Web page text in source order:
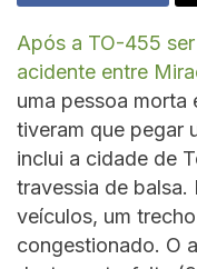
Após a TO-455
acidente entre
uma pessoa
tiveram que pegar
inclui a cidade de
travessia de
veículos, um
congestionado. O